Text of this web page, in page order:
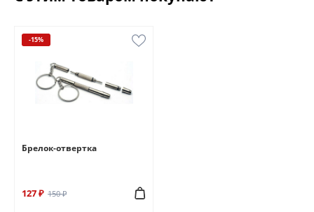
-15%
Брелок-отвертка
127 ₽ 150 ₽